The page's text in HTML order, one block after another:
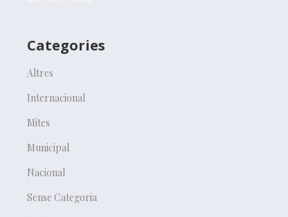
Categories
Altres
Internacional
Mites
Municipal
Nacional
Sense Categoria